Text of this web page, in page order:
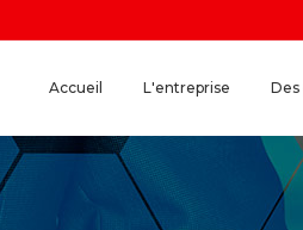
Accueil L'entreprise